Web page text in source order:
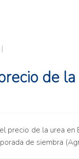
|
de
precio de la urea en
de siembra